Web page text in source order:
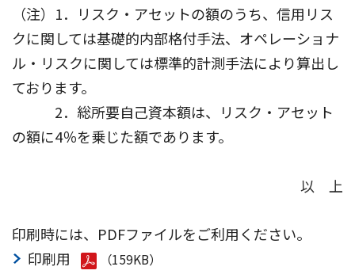
（注）1．リスク・アセットの額のうち、信用リス
クに関しては基礎的内部格付手法、オペレーショナ
ル・リスクに関しては標準的計測手法により算出し
ております。
2．総所要自己資本額は、リスク・アセット
の額に4％を乗じた額であります。
以 上
印刷時には、PDFファイルをご利用ください。
印刷用
（159KB）